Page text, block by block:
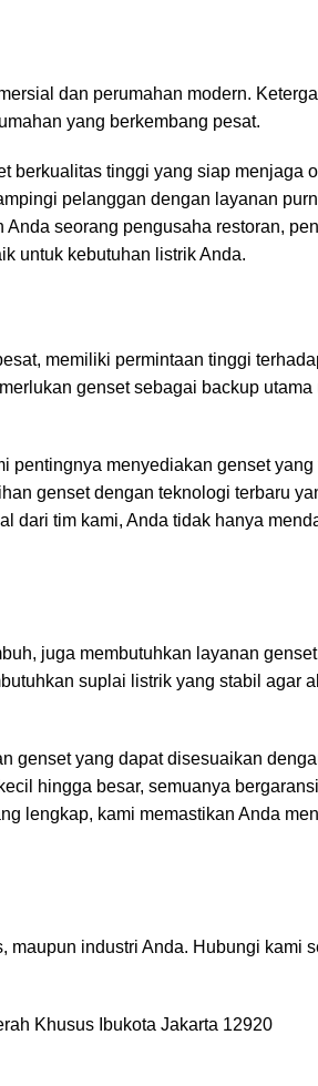
dan perumahan modern.
yang berkembang pesat.
berkualitas tinggi yang siap menjaga
pelanggan dengan layanan
seorang pengusaha restoran,
untuk kebutuhan listrik Anda.
memiliki permintaan tinggi
genset sebagai backup utama
pentingnya menyediakan genset yang
genset dengan teknologi terbaru
dari tim kami, Anda tidak hanya
juga membutuhkan layanan
suplai listrik yang stabil agar
genset yang dapat disesuaikan
hingga besar, semuanya
lengkap, kami memastikan Anda
maupun industri Anda. Hubungi kami
Khusus Ibukota Jakarta 12920